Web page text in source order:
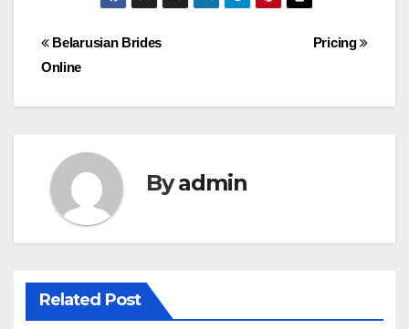
Post
Pricing
Belarusian Brides
Online
Byadmin
Related Post